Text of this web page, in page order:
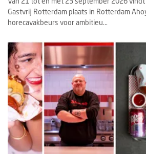
Gastvrij Rotterdam plaats in Rotterdam
horecavakbeurs voor ambitieu...